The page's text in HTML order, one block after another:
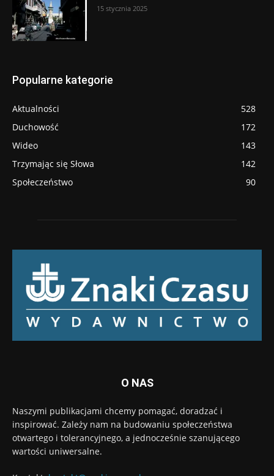
15 stycznia 2025
Popularne kategorie
Aktualności
528
Duchowość
172
Wideo
143
Trzymając się Słowa
142
Społeczeństwo
90
O NAS
Naszymi publikacjami chcemy pomagać, doradzać i
inspirować. Zależy nam na budowaniu społeczeństwa
otwartego i tolerancyjnego, a jednocześnie szanującego
wartości uniwersalne.